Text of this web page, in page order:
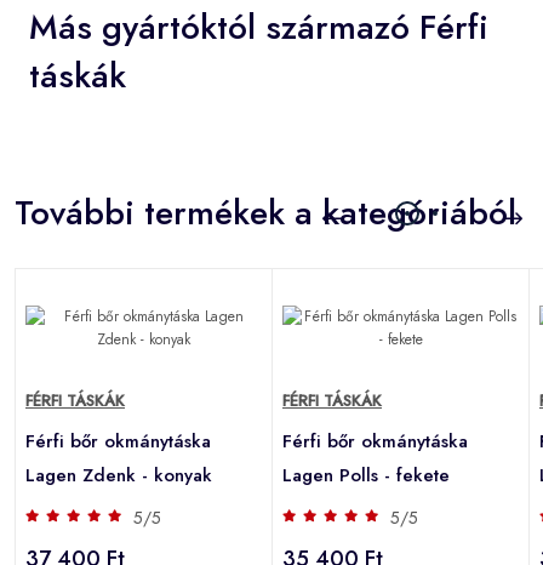
Más gyártóktól származó Férfi
táskák
További termékek a kategóriából
FÉRFI TÁSKÁK
Férfi bőr okmánytáska
Lagen Zdenk - konyak
5/5
37 400 Ft
FÉRFI TÁSKÁK
Férfi bőr okmánytáska
Lagen Polls - fekete
5/5
35 400 Ft